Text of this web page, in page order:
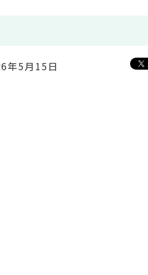
年5月15日